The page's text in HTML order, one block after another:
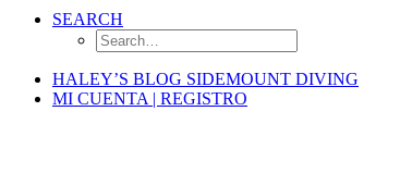
SEARCH
HALEY’S BLOG SIDEMOUNT DIVING
MI CUENTA | REGISTRO